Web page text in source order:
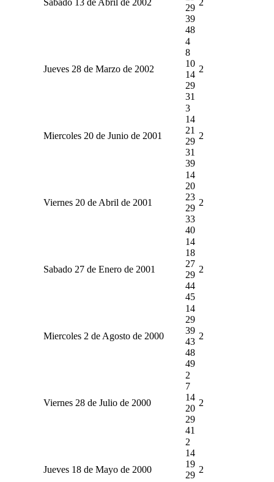
29
39
48
Jueves 28 de Marzo de 2002
4
8
10
14
29
31
2
Miercoles 20 de Junio de 2001
3
14
21
29
31
39
2
Viernes 20 de Abril de 2001
14
20
23
29
33
40
2
Sabado 27 de Enero de 2001
14
18
27
29
44
45
2
Miercoles 2 de Agosto de 2000
14
29
39
43
48
49
2
Viernes 28 de Julio de 2000
2
7
14
20
29
41
2
Jueves 18 de Mayo de 2000
2
14
19
29
2